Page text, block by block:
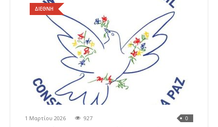
ΔΙΕΘΝΗ
1 Μαρτίου 2026 927 0